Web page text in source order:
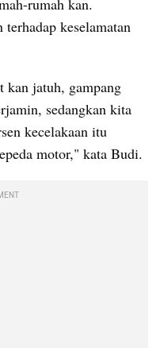
rumah kan.
keselamatan
kan jatuh, gampang
sedangkan kita
kecelakaan itu
motor," kata Budi.